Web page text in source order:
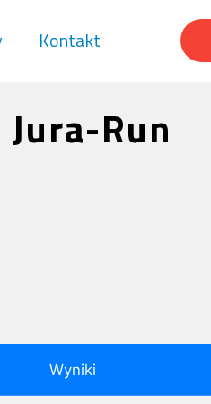
Kontakt
Run
Wyniki